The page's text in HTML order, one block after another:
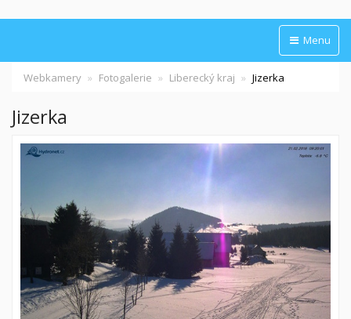
Menu
Webkamery Fotogalerie Liberecký kraj Jizerka
Jizerka